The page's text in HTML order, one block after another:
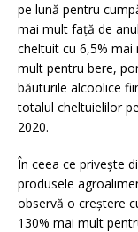
pe lună pentru
mai mult față de
cheltuit cu 6,5% mai
mult pentru bere,
băuturile alcoolice
totalul cheltuielilor
2020.
În ceea ce privește
produsele
observă o creștere
130% mai mult